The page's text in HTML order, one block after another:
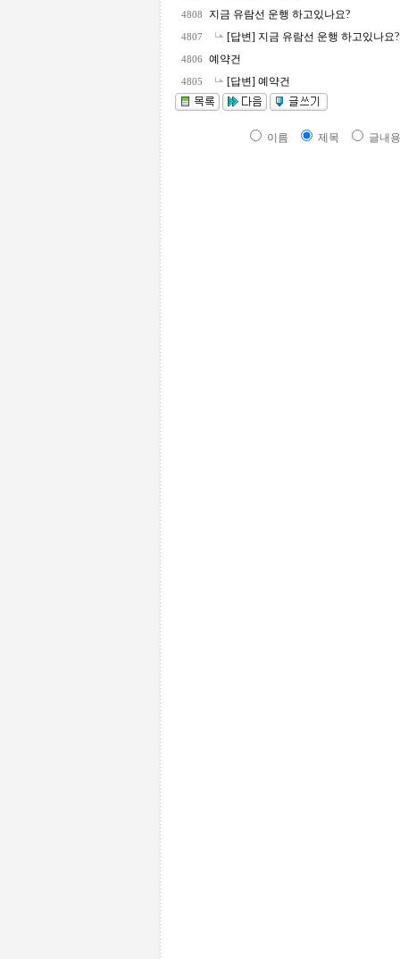
4808 지금 유람선 운행 하고있나요?
4807 [답변] 지금 유람선 운행 하고있나요
4806 예약건
4805 [답변] 예약건
이름 제목 글